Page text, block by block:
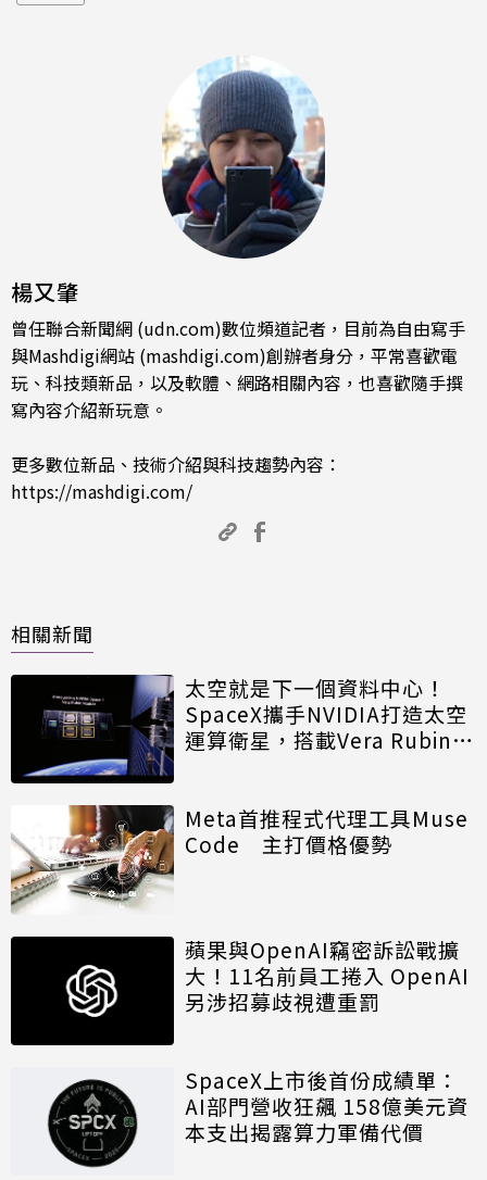
楊又肇
曾任聯合新聞網 (udn.com)數位頻道記者，目前為自由寫手
與Mashdigi網站 (mashdigi.com)創辦者身分，平常喜歡電
玩、科技類新品，以及軟體、網路相關內容，也喜歡隨手撰
寫內容介紹新玩意。
更多數位新品、技術介紹與科技趨勢內容：
https://mashdigi.com/
相關新聞
太空就是下一個資料中心！
SpaceX攜手NVIDIA打造太空
運算衛星，搭載Vera Rubin運
Meta首推程式代理工具Muse
Code 主打價格優勢
蘋果與OpenAI竊密訴訟戰擴
大！11名前員工捲入 OpenAI
另涉招募歧視遭重罰
SpaceX上市後首份成績單：
AI部門營收狂飆 158億美元資
本支出揭露算力軍備代價